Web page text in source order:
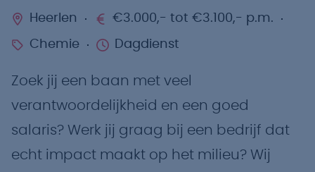
Heerlen €3.000,- tot €3.100,- p.m.
Chemie Dagdienst
Zoek jij een baan met veel
verantwoordelijkheid en een goed
salaris? Werk jij graag bij een bedrijf dat
echt impact maakt op het milieu? Wij